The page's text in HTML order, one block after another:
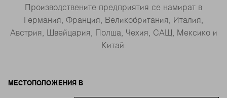
Производствените предприятия се намират в
Германия, Франция, Великобритания, Италия,
Австрия, Швейцария, Полша, Чехия, САЩ, Мексико и
Китай.
МЕСТОПОЛОЖЕНИЯ В